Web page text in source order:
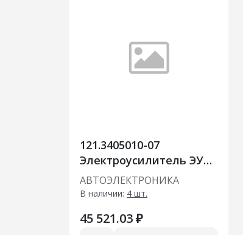
121.3405010-07
Электроусилитель ЭУРУ
рейка 3.1 ЗАМЕНА
121.3405-03/06
АВТОЭЛЕКТРОНИКА
В наличии: 4 шт.
45 521.03 ₽